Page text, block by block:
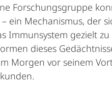
Forschungsgruppe
ein Mechanismus, der
Immunsystem gezielt
dieses
Morgen vor seinem